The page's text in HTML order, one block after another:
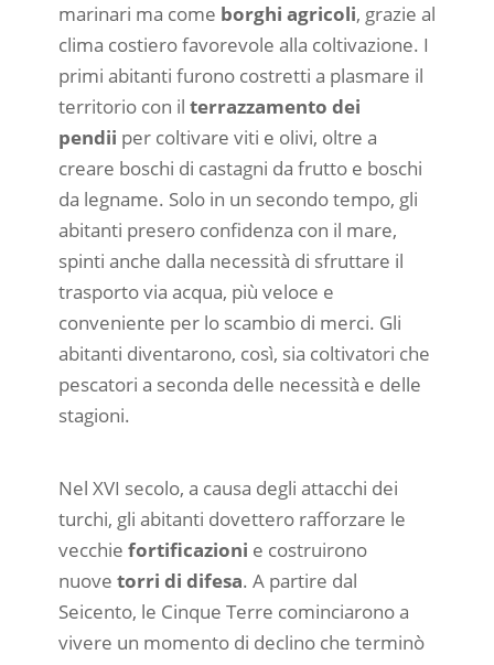
marinari ma come borghi agricoli, grazie al
clima costiero favorevole alla coltivazione. I
primi abitanti furono costretti a plasmare il
territorio con il terrazzamento dei
pendii per coltivare viti e olivi, oltre a
creare boschi di castagni da frutto e boschi
da legname. Solo in un secondo tempo, gli
abitanti presero confidenza con il mare,
spinti anche dalla necessità di sfruttare il
trasporto via acqua, più veloce e
conveniente per lo scambio di merci. Gli
abitanti diventarono, così, sia coltivatori che
pescatori a seconda delle necessità e delle
stagioni.
Nel XVI secolo, a causa degli attacchi dei
turchi, gli abitanti dovettero rafforzare le
vecchie fortificazioni e costruirono
nuove torri di difesa. A partire dal
Seicento, le Cinque Terre cominciarono a
vivere un momento di declino che terminò